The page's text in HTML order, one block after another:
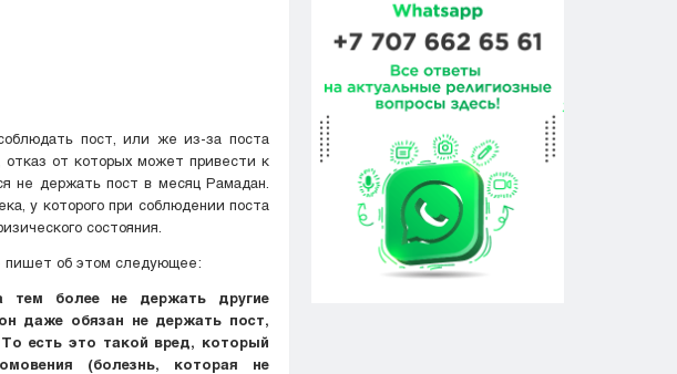
пост, или же из-за поста
отказ от которых может привести к
не держать пост в месяц Рамадан.
у которого при соблюдении поста
состояния.
пишет об этом следующее:
тем более не держать другие
даже обязан не держать пост,
есть это такой вред, который
(болезнь, которая не